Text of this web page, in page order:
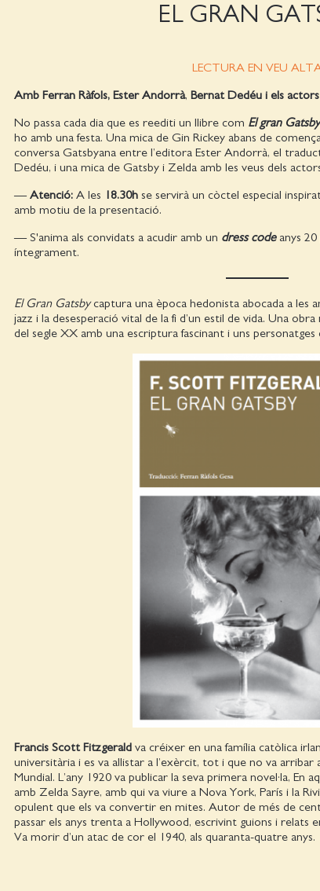
EL GRAN
LECTURA EN VEU
Amb Ferran Ràfols, Ester Andorrà, Bernat Dedéu i els actors
No passa cada dia que es reediti un llibre com El gran Gatsby
ho amb una festa. Una mica de Gin Rickey abans de
conversa Gatsbyana entre l’editora Ester Andorrà, el
Dedéu, i una mica de Gatsby i Zelda amb les veus dels
— Atenció: A les 18.30hse servirà un còctel especial
amb motiu de la presentació.
— S'anima als convidats a acudir amb un dress codeanys 20
íntegrament.
El Gran Gatsbycaptura una època hedonista abocada a les
jazz i la desesperació vital de la fi d’un estil de vida. Una
del segle XX amb una escriptura fascinant i uns personatges
Francis Scott Fitzgeraldva créixer en una família catòlica
universitària i es va allistar a l’exèrcit, tot i que no va arribar
Mundial. L’any 1920 va publicar la seva primera novel·la, En
amb Zelda Sayre, amb qui va viure a Nova York, París i la
opulent que els va convertir en mites. Autor de més de cent
passar els anys trenta a Hollywood, escrivint guions i relats
Va morir d’un atac de cor el 1940, als quaranta-quatre anys.